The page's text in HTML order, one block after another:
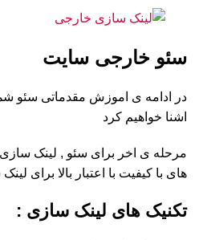
سئو خارجی سایت
در ادامه ی اموزش مقدماتی سئو
اشنا خواهیم کرد
مرحله ی اخر برای سئو , لینک سازی
های با کیفیت با اعتبار بالا برای
تکنیک های لینک سازی :